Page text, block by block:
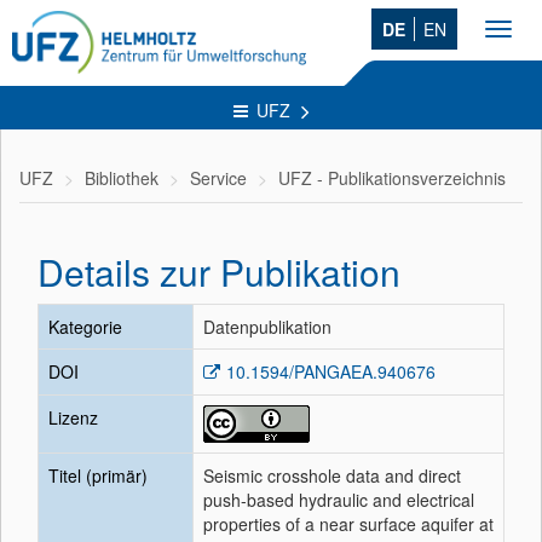
DE EN
UFZ
UFZ Bibliothek Service UFZ - Publikationsverzeichnis
Details zur Publikation
Kategorie
Datenpublikation
DOI
10.1594/PANGAEA.940676
Lizenz
Titel (primär)
Seismic crosshole data and direct
push-based hydraulic and electrical
properties of a near surface aquifer at